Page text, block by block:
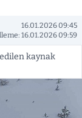
16.01.2026 09:45
16.01.2026 09:59
kaynak